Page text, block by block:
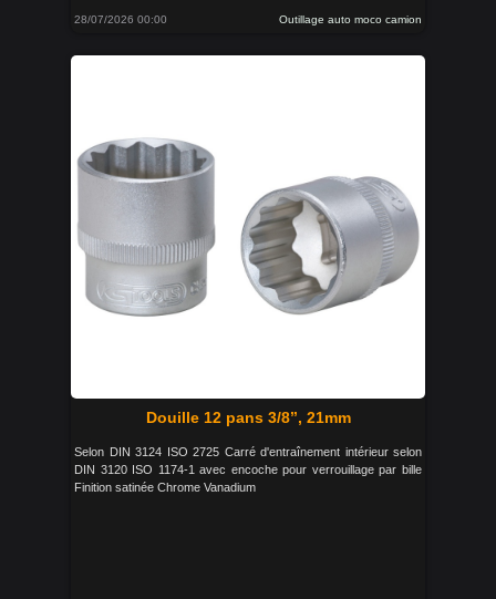
28/07/2026 00:00 Outillage auto moco camion
Douille 12 pans 3/8’’, 21mm
Selon DIN 3124 ISO 2725 Carré d'entraînement intérieur selon
DIN 3120 ISO 1174-1 avec encoche pour verrouillage par bille
Finition satinée Chrome Vanadium